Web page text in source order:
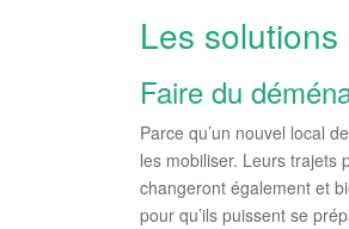
Les
Faire du
Parce qu’un nouvel local
les mobiliser. Leurs trajets
changeront également et
pour qu’ils puissent se